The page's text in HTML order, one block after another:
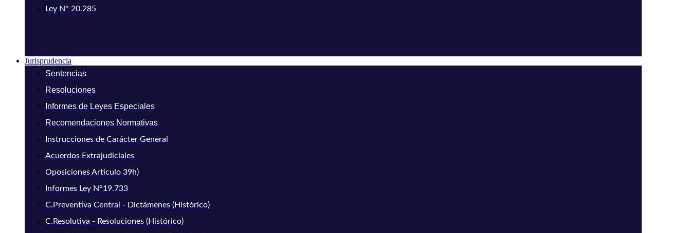
Ley N° 20.285
Jurisprudencia
Sentencias
Resoluciones
Informes de Leyes Especiales
Recomendaciones Normativas
Instrucciones de Carácter General
Acuerdos Extrajudiciales
Oposiciones Artículo 39h)
Informes Ley N°19.733
C.Preventiva Central - Dictámenes (Histórico)
C.Resolutiva - Resoluciones (Histórico)